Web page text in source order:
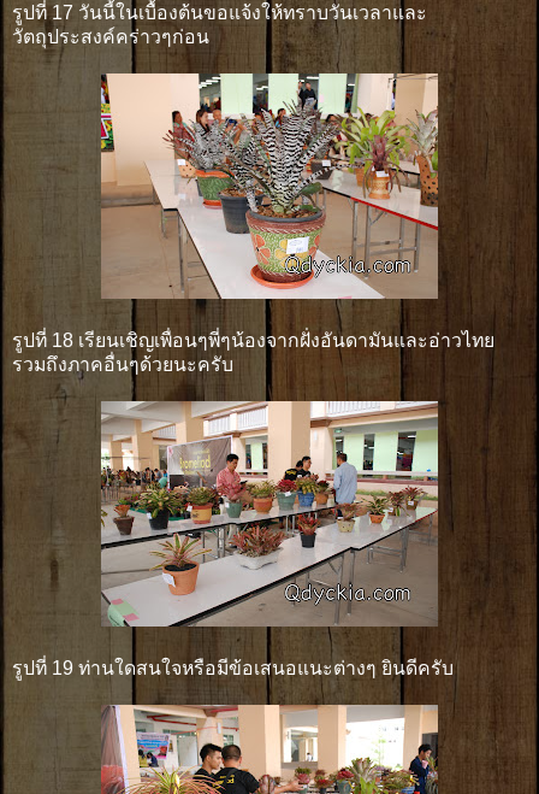
รูปที่ 17 วันนี้ในเบื้องต้นขอแจ้งให้ทราบวันเวลาและ
วัตถุประสงค์คร่าวๆก่อน
รูปที่ 18 เรียนเชิญเพื่อนๆพี่ๆน้องจากฝั่งอันดามันและอ่าวไทย
รวมถึงภาคอื่นๆด้วยนะครับ
รูปที่ 19 ท่านใดสนใจหรือมีข้อเสนอแนะต่างๆ ยินดีครับ